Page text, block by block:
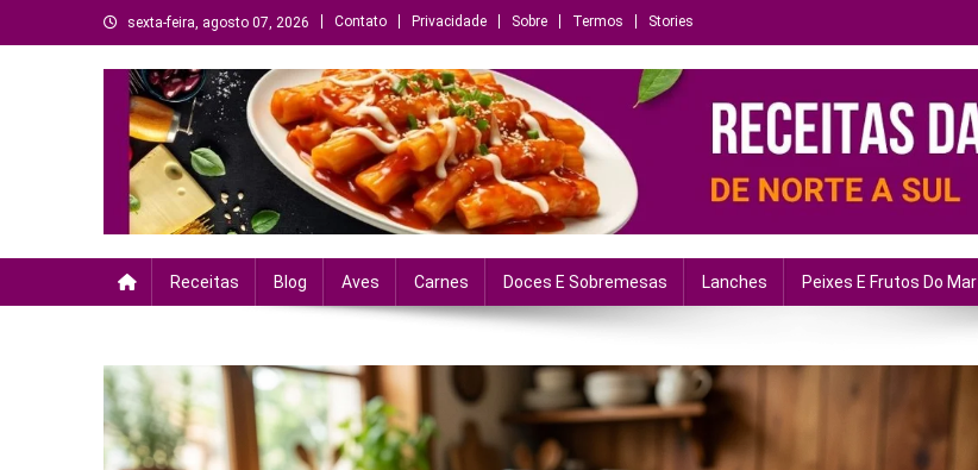
to
sexta-feira, agosto 07, 2026 Contato Privacidade Sobre Termos Stories
Criando sabores, histórias e momentos
Receitas Blog Aves Carnes Doces E Sobremesas Lanches Peixes E Frutos Do Mar